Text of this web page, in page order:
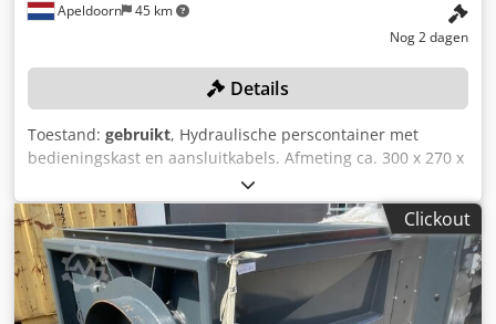
Apeldoorn
45 km
Nog 2 dagen
Details
Toestand: gebruikt, Hydraulische perscontainer met
bedieningskast en aansluitkabels. Afmeting ca. 300 x 270 x
300 cm. Dedpfxszncaye Abpjck Specificaties: Type:
perscontainer Aandrijving: hydraulisch Uitvoering: stalen
container met persunit en bedieningskast Afmeting (ca.):
300 x 270 x 300 cm Conditie: gebruikt
Clickout